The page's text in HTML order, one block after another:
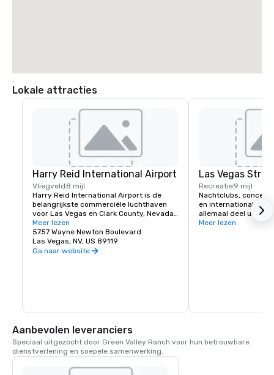
Lokale attracties
Harry Reid International Airport
Vliegveld 8 mijl
Harry Reid International Airport is de
belangrijkste commerciële luchthaven
voor Las Vegas en Clark County, Nevada,
Verenigde Staten. De luchthaven ligt
acht kilometer ten zuiden van het
centrum van Las Vegas, in het gebied
zonder rechtspersoonlijkheid van
Meer lezen
5757 Wayne Newton Boulevard
Las Vegas, NV, US 89119
Ga naar website
Las Vegas Strip
Recreatie9 mijl
Nachtclubs,
en internationale
allemaal deel uit van
entertainmentscene
Meer lezen
Aanbevolen leveranciers
Speciaal uitgezocht door Green Valley Ranch voor hun betrouwbare
dienstverlening en soepele samenwerking.